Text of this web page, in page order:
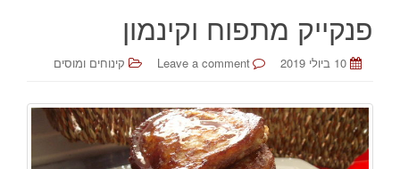
פנקייק מתפוח וקינמון
10 ביולי 2019 Leave a comment קינוחים ומוסים